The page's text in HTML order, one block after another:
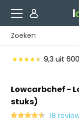
Voor
Lowcarbchef -
stuks)
18